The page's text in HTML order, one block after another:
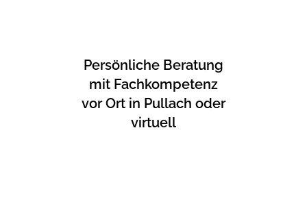
Persönliche Beratung
mit Fachkompetenz
vor Ort in Pullach oder
virtuell